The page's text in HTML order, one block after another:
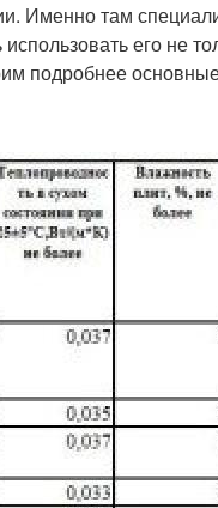
Именно там
его не
подробнее